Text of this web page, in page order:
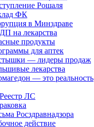
Рошаля
ФК
в Минздраве
на лекарства
продукты
для аптек
— лидеры продаж
лекарства
— это реальность
ЛС
Росздравнадзора
действие